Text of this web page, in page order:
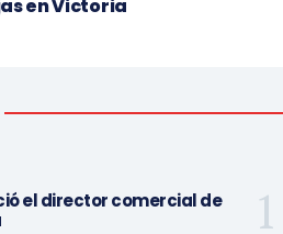
en Victoria
el director comercial de